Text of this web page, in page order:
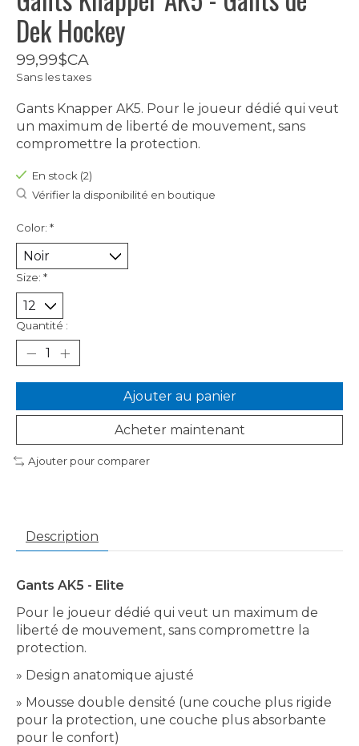
Dek Hockey
99,99$CA
Sans les taxes
Gants Knapper AK5. Pour le joueur dédié qui veut
un maximum de liberté de mouvement, sans
compromettre la protection.
En stock (2)
Vérifier la disponibilité en boutique
Color: *
Size: *
Quantité :
Ajouter au panier
Acheter maintenant
Ajouter pour comparer
Description
Gants AK5 - Elite
Pour le joueur dédié qui veut un maximum de
liberté de mouvement, sans compromettre la
protection.
» Design anatomique ajusté
» Mousse double densité (une couche plus rigide
pour la protection, une couche plus absorbante
pour le confort)